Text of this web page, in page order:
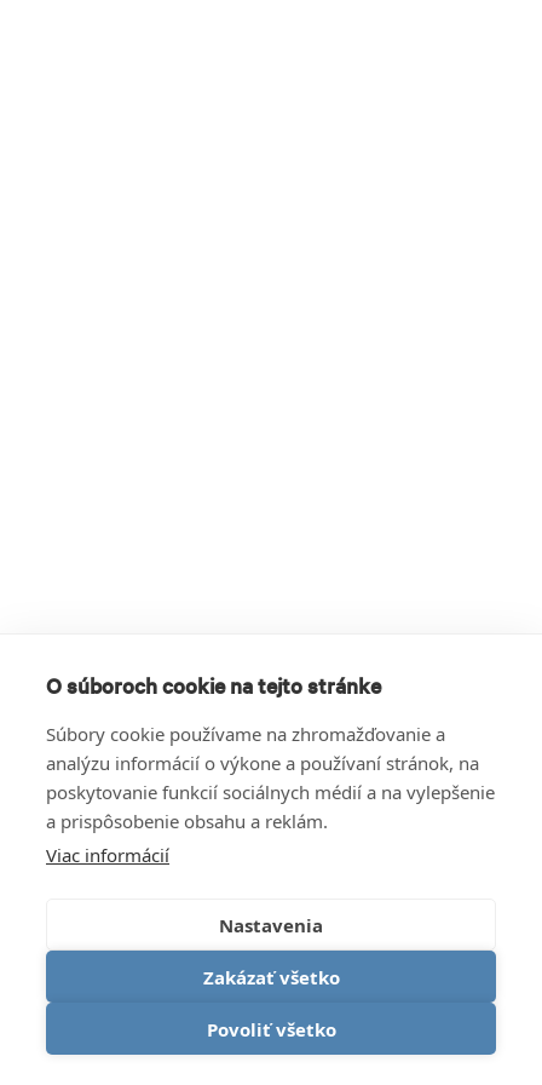
O súboroch cookie na tejto stránke
Súbory cookie používame na zhromažďovanie a
analýzu informácií o výkone a používaní stránok, na
poskytovanie funkcií sociálnych médií a na vylepšenie
a prispôsobenie obsahu a reklám.
Viac informácií
Nastavenia
Zakázať všetko
Povoliť všetko